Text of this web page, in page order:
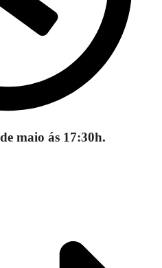
maio ás 17:30h.